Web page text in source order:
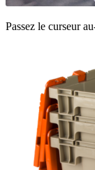
Passez le curseur